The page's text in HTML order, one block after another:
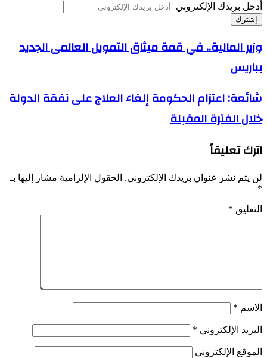
أدخل بريدك الإلكتروني
وزير المالية.. في قمة ميثاق التمويل العالمى الجديد
بباريس
شائعة: اعتزام الحكومة إلغاء العلاج على نفقة الدولة
خلال الفترة المقبلة
اترك تعليقاً
لن يتم نشر عنوان بريدك الإلكتروني. الحقول الإلزامية مشار إليها بـ
*
التعليق *
الاسم *
البريد الإلكتروني *
الموقع الإلكتروني